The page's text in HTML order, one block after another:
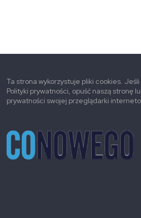
Ta strona wykorzystuje pliki cookies.
Polityki prywatności, opuść naszą stronę
prywatności swojej przeglądarki